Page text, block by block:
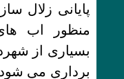
پایانی زلال
منظور اب
بسیاری از